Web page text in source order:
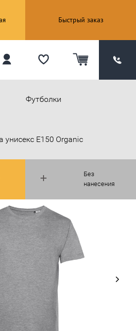
Быстрый заказ
Футболки
Без
нанесения
унисекс E150 Organic